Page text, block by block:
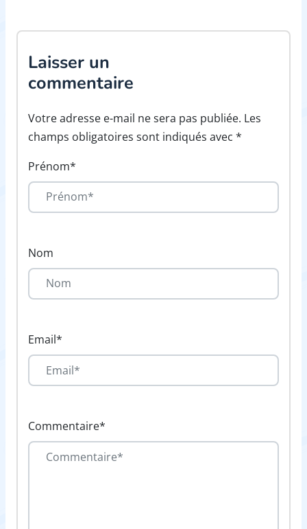
Laisser un
commentaire
Votre adresse e-mail ne sera pas publiée. Les
champs obligatoires sont indiqués avec *
Prénom*
Nom
Email*
Commentaire*